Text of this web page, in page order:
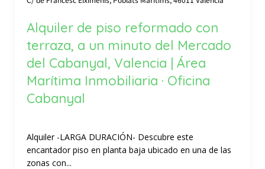
Alquiler de piso reformado con
terraza, a un minuto del Mercado
del Cabanyal, Valencia | Área
Marítima Inmobiliaria · Oficina
Cabanyal
Alquiler -LARGA DURACIÓN- Descubre este
encantador piso en planta baja ubicado en una de las
zonas con...